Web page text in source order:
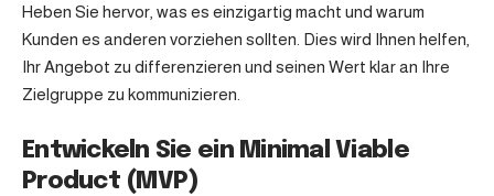
Heben Sie hervor, was es einzigartig macht und warum
Kunden es anderen vorziehen sollten. Dies wird Ihnen helfen,
Ihr Angebot zu differenzieren und seinen Wert klar an Ihre
Zielgruppe zu kommunizieren.
Entwickeln Sie ein Minimal Viable
Product (MVP)